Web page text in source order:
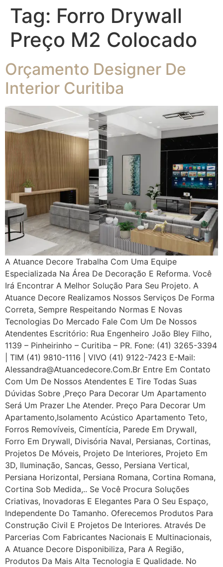
Tag: Forro Drywall
Preço M2 Colocado
Orçamento Designer De
Interior Curitiba
A Atuance Decore Trabalha Com Uma Equipe
Especializada Na Área De Decoração E Reforma. Você
Irá Encontrar A Melhor Solução Para Seu Projeto. A
Atuance Decore Realizamos Nossos Serviços De Forma
Correta, Sempre Respeitando Normas E Novas
Tecnologias Do Mercado Fale Com Um De Nossos
Atendentes Escritório: Rua Engenheiro João Bley Filho,
1139 – Pinheirinho – Curitiba – PR. Fone: (41) 3265-3394
| TIM (41) 9810-1116 | VIVO (41) 9122-7423 E-Mail:
Alessandra@atuancedecore.com.br Entre Em Contato
Com Um De Nossos Atendentes E Tire Todas Suas
Dúvidas Sobre ,Preço Para Decorar Um Apartamento
Será Um Prazer Lhe Atender. Preço Para Decorar Um
Apartamento,Isolamento Acústico Apartamento Teto,
Forros Removíveis, Cimentícia, Parede Em Drywall,
Forro Em Drywall, Divisória Naval, Persianas, Cortinas,
Projetos De Móveis, Projeto De Interiores, Projeto Em
3D, Iluminação, Sancas, Gesso, Persiana Vertical,
Persiana Horizontal, Persiana Romana, Cortina Romana,
Cortina Sob Medida,.. Se Você Procura Soluções
Criativas, Inovadoras E Elegantes Para O Seu Espaço,
Independente Do Tamanho. Oferecemos Produtos Para
Construção Civil E Projetos De Interiores. Através De
Parcerias Com Fabricantes Nacionais E Multinacionais,
A Atuance Decore Disponibiliza, Para A Região,
Produtos Da Mais Alta Tecnologia E Qualidade. No